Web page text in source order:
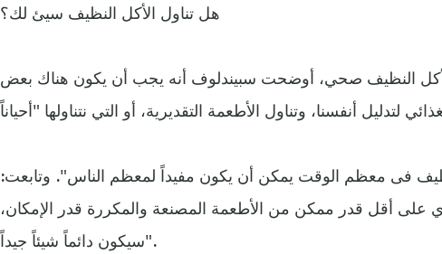
هل تناول الأكل النظيف سيئ لك؟
النظيف صحي، أوضحت سبيندلوف أنه يجب أن يكون هناك بعض
فى معظم الوقت يمكن أن يكون مفيداً لمعظم الناس". وتابعت:
على أقل قدر ممكن من الأطعمة المصنعة والمكررة قدر الإمكان،
سيكون دائماً شيئاً جيداً".